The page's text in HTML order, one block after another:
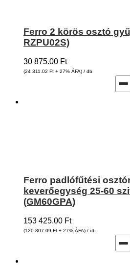
Ferro 2 körös osztó
RZPU02S)
30 875.00 Ft
(24 311.02 Ft + 27% ÁFA) / db
Ferro padlófűtési
keverőegység 25-60
(GM60GPA)
153 425.00 Ft
(120 807.09 Ft + 27% ÁFA) / db